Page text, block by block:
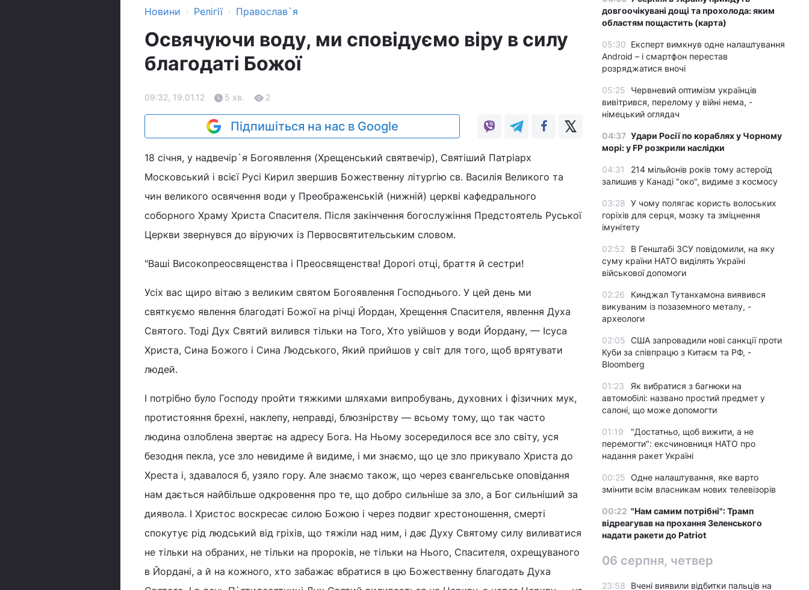
Новини › Релігії › Православ`я
Освячуючи воду, ми сповідуємо віру в силу
благодаті Божої
09:32, 19.01.12 5 хв. 2
Підпишіться на нас в Google
18 січня, у надвечір`я Богоявлення (Хрещенський святвечір), Святіший Патріарх
Московський і всієї Русі Кирил звершив Божественну літургію св. Василія Великого та
чин великого освячення води у Преображенській (нижній) церкві кафедрального
соборного Храму Христа Спасителя. Після закінчення богослужіння Предстоятель Руської
Церкви звернувся до віруючих із Первосвятительським словом.
"Ваші Високопреосвященства і Преосвященства! Дорогі отці, браття й сестри!
Усіх вас щиро вітаю з великим святом Богоявлення Господнього. У цей день ми
святкуємо явлення благодаті Божої на річці Йордан, Хрещення Спасителя, явлення Духа
Святого. Тоді Дух Святий вилився тільки на Того, Хто увійшов у води Йордану, — Ісуса
Христа, Сина Божого і Сина Людського, Який прийшов у світ для того, щоб врятувати
людей.
І потрібно було Господу пройти тяжкими шляхами випробувань, духовних і фізичних мук,
протистояння брехні, наклепу, неправді, блюзнірству — всьому тому, що так часто
людина озлоблена звертає на адресу Бога. На Ньому зосередилося все зло світу, уся
безодня пекла, усе зло невидиме й видиме, і ми знаємо, що це зло прикувало Христа до
Хреста і, здавалося б, узяло гору. Але знаємо також, що через євангельське оповідання
нам дається найбільше одкровення про те, що добро сильніше за зло, а Бог сильніший за
диявола. І Христос воскресає силою Божою і через подвиг хрестоношення, смерті
спокутує рід людський від гріхів, що тяжіли над ним, і дає Духу Святому силу виливатися
не тільки на обраних, не тільки на пророків, не тільки на Нього, Спасителя, охрещуваного
в Йордані, а й на кожного, хто забажає вбратися в цю Божественну благодать Духа
довгоочікувані дощі та прохолода: яким
областям пощастить (карта)
05:30 Експерт вимкнув одне налаштування
Android – і смартфон перестав
розряджатися вночі
05:25
Червневий оптимізм українців
вивітрився, перелому у війні нема, -
німецький оглядач
04:37 Удари Росії по кораблях у Чорному
морі: у FP розкрили наслідки
04:31
214 мільйонів років тому астероїд
залишив у Канаді "око", видиме з космосу
03:28 У чому полягає користь волоських
горіхів для серця, мозку та зміцнення
імунітету
02:52
В Генштабі ЗСУ повідомили, на яку
суму країни НАТО виділять Україні
військової допомоги
02:26
Кинджал Тутанхамона виявився
викуваним із позаземного металу, -
археологи
02:05 США запровадили нові санкції проти
Куби за співпрацю з Китаєм та РФ, -
Bloomberg
01:23
Як вибратися з багнюки на
автомобілі: названо простий предмет у
салоні, що може допомогти
01:19
"Достатньо, щоб вижити, а не
перемогти": ексчиновниця НАТО про
надання ракет Україні
00:25 Одне налаштування, яке варто
змінити всім власникам нових телевізорів
00:22 "Нам самим потрібні": Трамп
відреагував на прохання Зеленського
надати ракети до Patriot
06 серпня, четвер
23:58
Вчені виявили відбитки пальців на